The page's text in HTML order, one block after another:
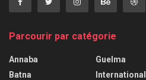
Parcourir par catégorie
Annaba
Batna
Guelma
International